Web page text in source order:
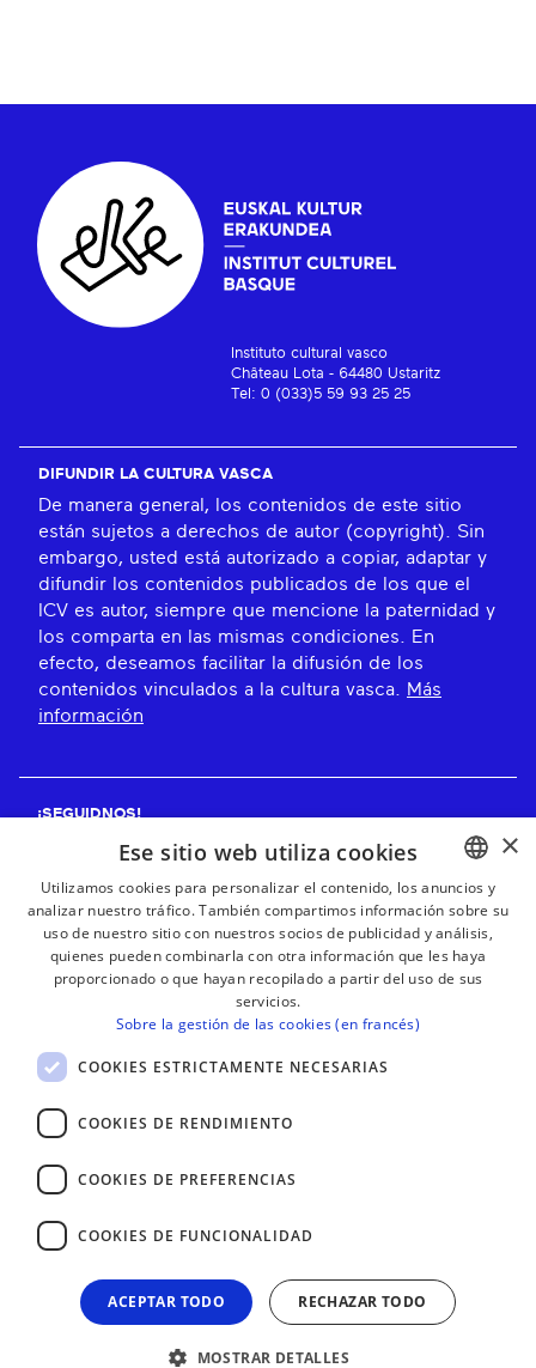
Instituto cultural vasco
Château Lota - 64480 Ustaritz
Tel: 0 (033)5 59 93 25 25
DIFUNDIR LA CULTURA VASCA
De manera general, los contenidos de este sitio
están sujetos a derechos de autor (copyright). Sin
embargo, usted está autorizado a copiar, adaptar y
difundir los contenidos publicados de los que el
ICV es autor, siempre que mencione la paternidad y
los comparta en las mismas condiciones. En
efecto, deseamos facilitar la difusión de los
contenidos vinculados a la cultura vasca.
Más
información
¡SEGUIDNOS!
¡RECIBE NUESTROS BOLETINES!
Suscribirse
BASQUE
FRENCH
×
Ese sitio web utiliza cookies
Utilizamos cookies para personalizar el contenido, los anuncios y
analizar nuestro tráfico. También compartimos información sobre su
uso de nuestro sitio con nuestros socios de publicidad y análisis,
quienes pueden combinarla con otra información que les haya
proporcionado o que hayan recopilado a partir del uso de sus
servicios.
Sobre la gestión de las cookies (en francés)
COOKIES ESTRICTAMENTE NECESARIAS
COOKIES DE RENDIMIENTO
COOKIES DE PREFERENCIAS
COOKIES DE FUNCIONALIDAD
ACEPTAR TODO RECHAZAR TODO
MOSTRAR DETALLES